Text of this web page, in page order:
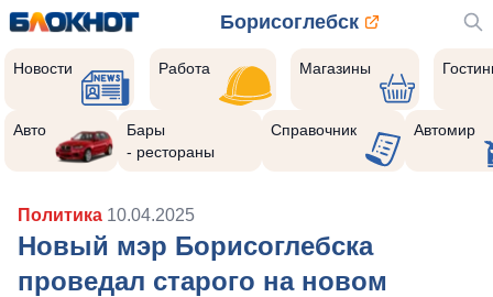
Борисоглебск
Новости Работа Магазины
Авто
Бары
- рестораны
Справочник Автомир
Политика 10.04.2025
Новый мэр Борисоглебска
проведал старого на новом